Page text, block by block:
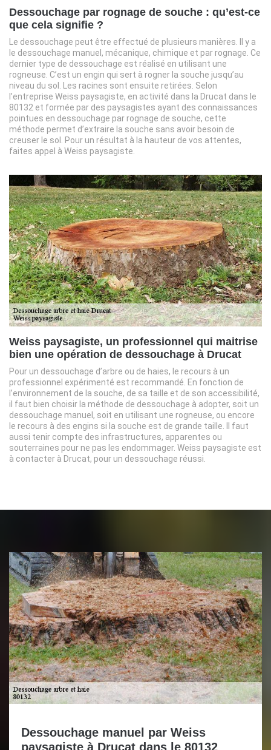
Dessouchage par rognage de souche : qu’est-ce
que cela signifie ?
Le dessouchage peut être effectué de plusieurs manières. Il y a
le dessouchage manuel, mécanique, chimique et par rognage. Ce
dernier type de dessouchage est réalisé en utilisant une
rogneuse. C’est un engin qui sert à rogner la souche jusqu’au
niveau du sol. Les racines sont ensuite retirées. Selon
l’entreprise Weiss paysagiste, en activité dans la Drucat dans le
80132 et formée par des paysagistes ayant des connaissances
pointues en dessouchage par rognage de souche, cette
méthode permet d’extraire la souche sans avoir besoin de
creuser le sol. Pour un résultat à la hauteur de vos attentes,
faites appel à Weiss paysagiste.
Weiss paysagiste, un professionnel qui maitrise
bien une opération de dessouchage à Drucat
Pour un dessouchage d’arbre ou de haies, le recours à un
professionnel expérimenté est recommandé. En fonction de
l’environnement de la souche, de sa taille et de son accessibilité,
il faut bien choisir la méthode de dessouchage à adopter, soit un
dessouchage manuel, soit en utilisant une rogneuse, ou encore
le recours à des engins si la souche est de grande taille. Il faut
aussi tenir compte des infrastructures, apparentes ou
souterraines pour ne pas les endommager. Weiss paysagiste est
à contacter à Drucat, pour un dessouchage réussi.
Dessouchage manuel par Weiss
paysagiste à Drucat dans le 80132